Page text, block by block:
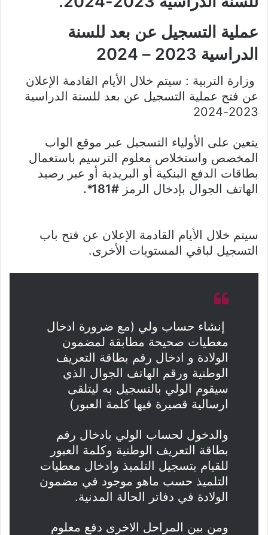
عملية التسجيل عن بعد للسنة
الدراسية 2023 – 2024
وزارة التربية : سيتم خلال الأيام القادمة الإعلان
عن فتح عملية التسجيل عن بعد للسنة الدراسية
2023-2024
يتعين على الأولياء التسجيل عبر موقع الواب
المخصص واستخلاص معلوم الترسيم باستعمال
بطاقات الدفع البنكية أو البريدية أو عبر رصيد
الهاتف الجوال بإدخال الرمز #181*.
سيتم خلال الأيام القادمة الإعلان عن فتح باب
التسجيل لباقي المستويات الأخرى.
إنشاء حساب ولي (مع ضرورة ادخال
معطيات صحيحة مطابقة لمضمون
الولادة و ادخال رقم بطاقة التعريف
الوطنية ورقم الهاتف الجوال الذي
سيقوم الولي بالتسجيل به ليتلقى
ارسالية قصيرة فيها كلمة العبور)
والدخول لحساب الولي بادخال رقم
بطاقة التعريف الوطنية وكلمة العبور
للقيام بتسجيل التلميذ وادخال معطيات
التلميذ حسب ماهو موجود في مضمون
الولادة في دفاتر الحالة المدنية.
ومن بين المراحل الاخرى دفع معلوم